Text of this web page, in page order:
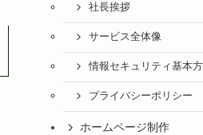
社長挨拶
サービス全体像
情報セキュリティ基本
プライバシーポリシー
ホームページ制作